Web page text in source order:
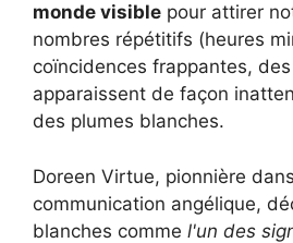
monde visible pour attirer
nombres répétitifs (heures
coïncidences frappantes,
apparaissent de façon
des plumes blanches.
Doreen Virtue, pionnière
communication angélique,
blanches comme l'un des